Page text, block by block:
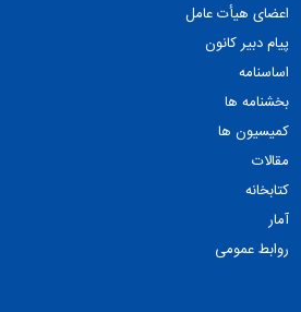
اعضای هیأت عامل
پیام دبیر کانون
اساسنامه
بخشنامه ها
کمیسیون ها
مقالات
کتابخانه
آمار
روابط عمومی